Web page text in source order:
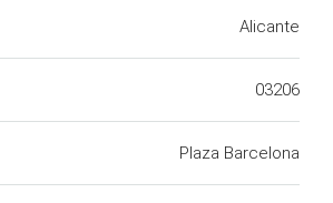
Alicante
03206
Plaza Barcelona